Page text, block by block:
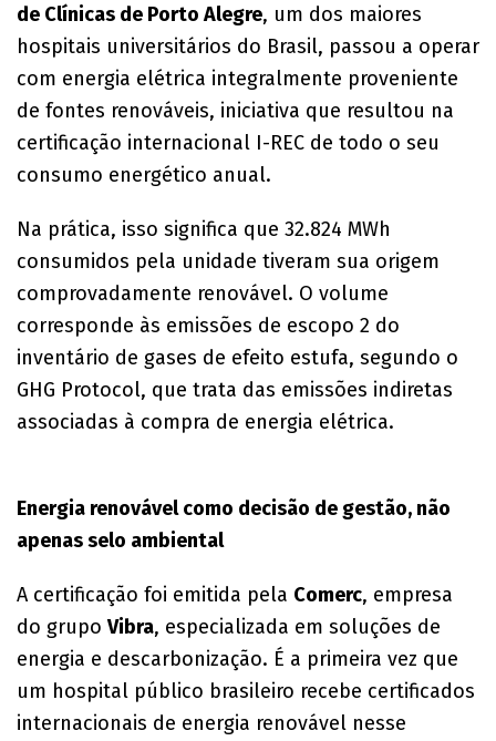
de Clínicas de Porto Alegre, um dos maiores
hospitais universitários do Brasil, passou a operar
com energia elétrica integralmente proveniente
de fontes renováveis, iniciativa que resultou na
certificação internacional I-REC de todo o seu
consumo energético anual.
Na prática, isso significa que 32.824 MWh
consumidos pela unidade tiveram sua origem
comprovadamente renovável. O volume
corresponde às emissões de escopo 2 do
inventário de gases de efeito estufa, segundo o
GHG Protocol, que trata das emissões indiretas
associadas à compra de energia elétrica.
Energia renovável como decisão de gestão, não
apenas selo ambiental
A certificação foi emitida pela Comerc, empresa
do grupoVibra, especializada em soluções de
energia e descarbonização. É a primeira vez que
um hospital público brasileiro recebe certificados
internacionais de energia renovável nesse